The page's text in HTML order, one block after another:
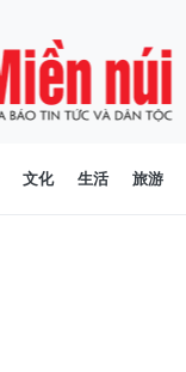
文化 生活 旅游